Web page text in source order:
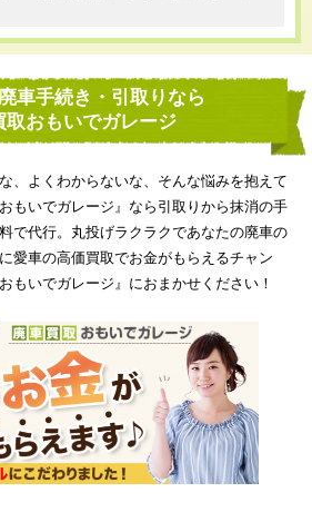
車手続き・引取りなら
取おもいでガレージ
、よくわからないな、そんな悩みを抱えて
もいでガレージ』なら引取りから抹消の手
で代行。丸投げラクラクであなたの廃車の
愛車の高価買取でお金がもらえるチャン
もいでガレージ』におまかせください！